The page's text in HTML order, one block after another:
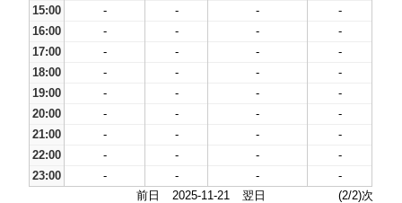
15:00
- - -
-
16:00
- - -
-
17:00
- - -
-
18:00
- - -
-
19:00
- - -
-
20:00
- - -
-
21:00
- - -
-
22:00
- - -
-
23:00
- - -
-
前日
2025-11-21 翌日 (2/2)次